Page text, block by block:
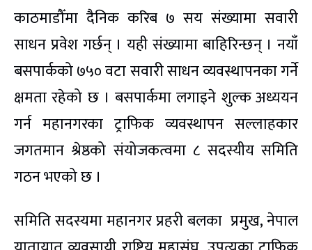
काठमाडौँमा दैनिक करिब ७ सय संख्यामा सवारी
साधन प्रवेश गर्छन् । यही संख्यामा बाहिरिन्छन् । नयाँ
बसपार्कको ७५० वटा सवारी साधन व्यवस्थापनका गर्ने
क्षमता रहेको छ । बसपार्कमा लगाइने शुल्क अध्ययन
गर्न महानगरका ट्राफिक व्यवस्थापन सल्लाहकार
जगतमान श्रेष्ठको संयोजकत्वमा ८ सदस्यीय समिति
गठन भएको छ ।
समिति सदस्यमा महानगर प्रहरी बलका प्रमुख, नेपाल